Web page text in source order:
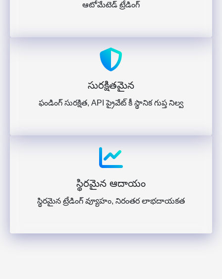
ఆటోమేటెడ్ ట్రేడింగ్
సురక్షితమైన
ఫండింగ్ సురక్షిత, API ప్రైవేట్ కీ స్థానిక గుప్త నిల్వ
స్థిరమైన ఆదాయం
స్థిరమైన ట్రేడింగ్ వ్యూహం, నిరంతర లాభదాయకత